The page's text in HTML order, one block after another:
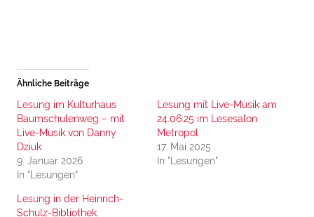
Ähnliche Beiträge
Lesung im Kulturhaus
Baumschulenweg – mit
Live-Musik von Danny
Dziuk
9. Januar 2026
In "Lesungen"
Lesung mit Live-Musik am
24.06.25 im Lesesalon
Metropol
17. Mai 2025
In "Lesungen"
Lesung in der Heinrich-
Schulz-Bibliothek